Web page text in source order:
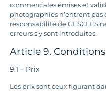
commerciales émises et
photographies n’entrent
responsabilité de GESCLÉS
erreurs s’y sont introduites.
Article 9.
9.1 – Prix
Les prix sont ceux figurant